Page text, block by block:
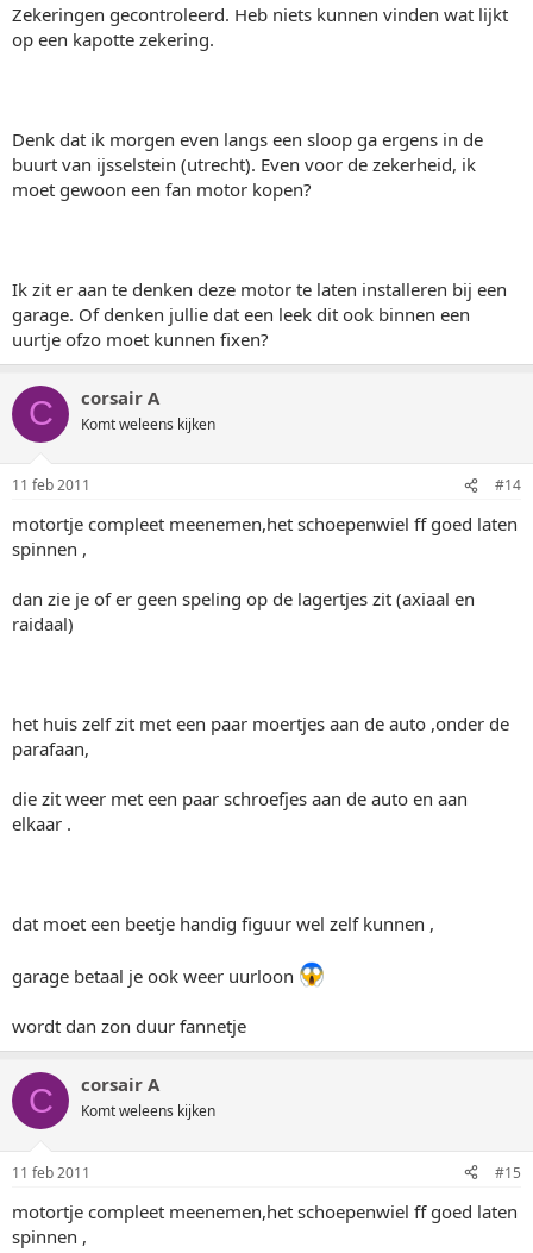
Zekeringen gecontroleerd. Heb niets kunnen vinden wat lijkt
op een kapotte zekering.
Denk dat ik morgen even langs een sloop ga ergens in de
buurt van ijsselstein (utrecht). Even voor de zekerheid, ik
moet gewoon een fan motor kopen?
Ik zit er aan te denken deze motor te laten installeren bij een
garage. Of denken jullie dat een leek dit ook binnen een
uurtje ofzo moet kunnen fixen?
C corsair A
Komt weleens kijken
11 feb 2011 #14
motortje compleet meenemen,het schoepenwiel ff goed laten
spinnen ,
dan zie je of er geen speling op de lagertjes zit (axiaal en
raidaal)
het huis zelf zit met een paar moertjes aan de auto ,onder de
parafaan,
die zit weer met een paar schroefjes aan de auto en aan
elkaar .
dat moet een beetje handig figuur wel zelf kunnen ,
garage betaal je ook weer uurloon
wordt dan zon duur fannetje
C corsair A
Komt weleens kijken
11 feb 2011 #15
motortje compleet meenemen,het schoepenwiel ff goed laten
spinnen ,